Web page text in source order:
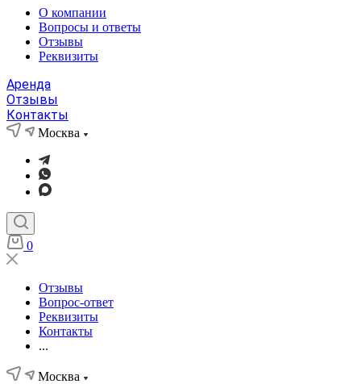
О компании
Вопросы и ответы
Отзывы
Реквизиты
Аренда
Отзывы
Контакты
Москва
0
Отзывы
Вопрос-ответ
Реквизиты
Контакты
...
Москва